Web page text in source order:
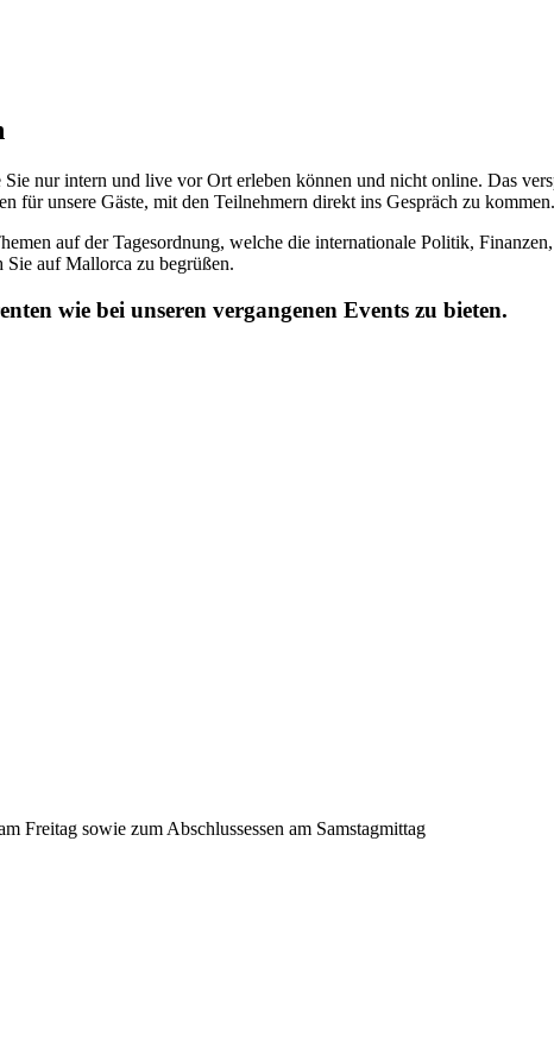
nur intern und live vor Ort erleben können und nicht online. Das
für unsere Gäste, mit den Teilnehmern direkt ins Gespräch zu kommen.
auf der Tagesordnung, welche die internationale Politik,
auf Mallorca zu begrüßen.
wie bei unseren vergangenen Events zu bieten.
Freitag sowie zum Abschlussessen am Samstagmittag